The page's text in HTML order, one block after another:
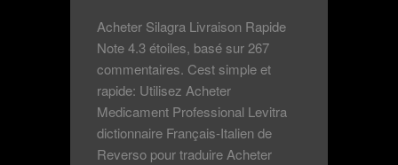
Acheter Silagra Livraison Rapide
Note 4.3 étoiles, basé sur 267
commentaires. Cest simple et
rapide: Utilisez Acheter
Medicament Professional Levitra
dictionnaire Français-Italien de
Reverso pour traduire Acheter